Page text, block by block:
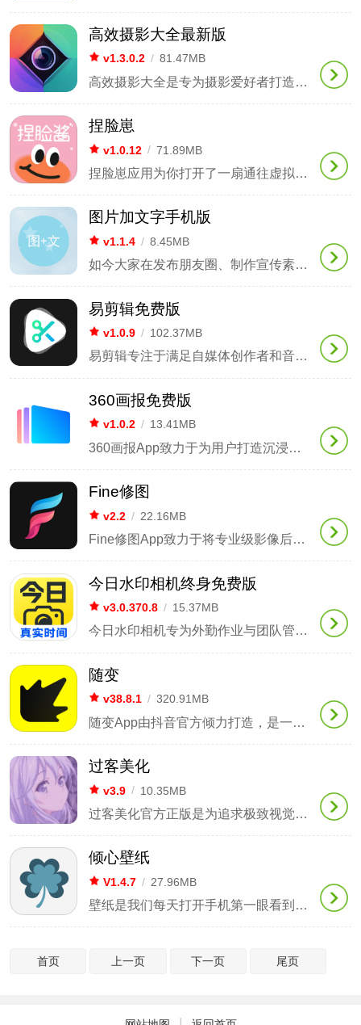
高效摄影大全最新版
v1.3.0.2 / 81.47MB
高效摄影大全是专为摄影爱好者打造的一个综合平台，旨在为用户提供互动学习的环境。它整合了丰富的摄影技巧、专业知识和大量优秀作品，打破了传统单向学习的限制，将理论学习、作品欣赏和互动交流紧密结合，使用户能够在轻松愉快的氛围中掌握专业的拍摄技能。此外，该软件还汇聚了众多摄影故事和行业动态，旨在为广大摄影人群提供一个拓展视野、分享心得和提升审美认知的专属空间。
捏脸崽
v1.0.12 / 71.89MB
捏脸崽应用为你打开了一扇通往虚拟世界的门，只需轻轻拍照或上传照片，便能唤醒专属于你的3D卡通角色。在这里，你可以尽情发挥创意，为角色换上时尚服装和多样妆容，甚至亲手打造自己独特的梦幻小屋。它不仅是记录生活、制作有趣表情包的神奇画布，更是一个连接全球爱好者、在元宇宙中结交新朋友的温暖社区。
图片加文字手机版
v1.1.4 / 8.45MB
如今大家在发布朋友圈、制作宣传素材时，经常需要为图片配上文字，可动用复杂的软件实在繁琐。今天介绍的这款图片文字添加工具相当实用，操作便捷且效果出色，即便是新手也能快速制作出精美的图文作品。软件简介1.这是一款专注于图片文字添加的轻量化工具，
易剪辑免费版
v1.0.9 / 102.37MB
易剪辑专注于满足自媒体创作者和音视频爱好者的全流程制作需求，旨在解决传统后期处理中频繁切换多种软件、操作门槛过高的问题。它依托先进的AI智能算法和PC级DAW底层架构，整合了丰富的创意模板、毫秒级无损剪辑以及跨平台的云端协作功能，让每位用户都能随时随地释放创意，享受一站式闭环创作的智能体验。
360画报免费版
v1.0.2 / 13.41MB
360画报App致力于为用户打造沉浸式视觉盛宴，汇聚海量4K超清动态与静态壁纸，以及创意十足的炫酷屏保。依托智能算法，实现个性化内容精准推荐；支持多端账号云同步，让专属美图随心流转、无缝衔接。无论何时何地，都能轻松焕新手机屏幕，享受全屏无死角、细腻生动的视觉体验。
Fine修图
v2.2 / 22.16MB
Fine修图App致力于将专业级影像后期能力融入移动设备，依托自研的无损图像处理引擎与先进的AI智能识别算法，为摄影爱好者打造高效、精准、自由的创作体验。从基础曝光调整、精细调色，到图层合成、局部蒙版与AI智能抠图，Fine覆盖影像创作的全链路需求，让每一帧画面都能焕发专属的艺术质感与个性表达。
今日水印相机终身免费版
v3.0.370.8 / 15.37MB
今日水印相机专为外勤作业与团队管理场景深度优化，以“拍照即留痕”为核心理念，助力工作过程真实、可溯、可管。产品采用高精度时间戳与GPS定位防篡改技术，确保每一张照片的时间、地点等关键信息不可伪造、不可修改；内置上千款行业专属水印模板，支持自动叠加天气、经纬度、海拔、设备型号、网络状态等多维现场信息。无论是工程巡检、安全巡查，还是移动考勤、现场打卡，都能将影像资料高效转化为结构化、可追溯、可分析的数据资产。
随变
v38.8.1 / 320.91MB
随变App由抖音官方倾力打造，是一款专为Z世代设计的潮流互动与AI创作社区。它汇聚全网热门挑战与创意玩法，依托强大的AI创作工具，大幅降低视频制作门槛，支持真人出镜与虚拟形象双模创作。在这里，用户既能轻松玩转热点、引领潮流，也能在趣味互动中遇见志同道合的朋友，尽情释放创意与灵感。
过客美化
v3.9 / 10.35MB
过客美化官方正版是为追求极致视觉体验的玩家精心设计的。它通过强大的本地画质优化和个性化外观定制功能，使每场对战都如同专属的视觉盛宴。它巧妙地将高清画质与设备性能达成平衡，使得玩家在享受个性化装饰的同时，仍能保持游戏的流畅与稳定体验。
倾心壁纸
V1.4.7 / 27.96MB
壁纸是我们每天打开手机第一眼看到的东西，一个好的壁纸，可以让人一看就心情愉悦，倾心壁纸App一款专为壁纸研发的一款软件，该软件包含海量免费壁纸、风格多样化分类、一键设置操作等多种功能，旨在帮助用户可以更加便捷快速的寻找到自己喜欢的壁纸。
首页 上一页 下一页 尾页